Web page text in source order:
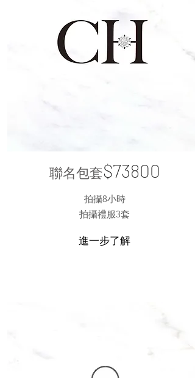
聯名包套$73800
拍攝8小時
​拍攝禮服3套
進一步了解